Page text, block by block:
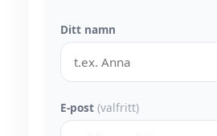
Ditt namn
E-post (valfritt)